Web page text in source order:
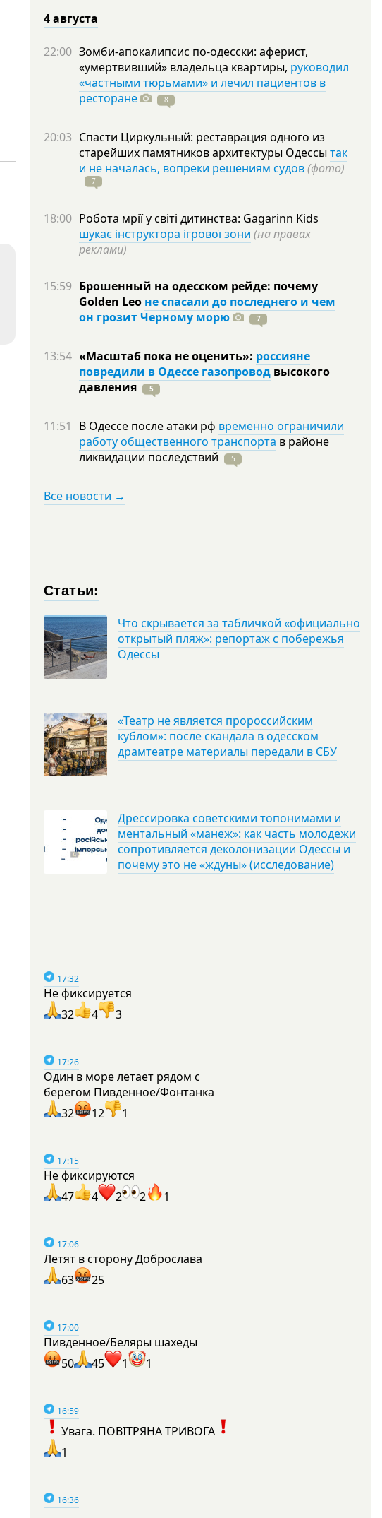
4 августа
22:00 Зомби-апокалипсис по-одесски: аферист,
«умертвивший» владельца квартиры, руководил
«частными тюрьмами» и лечил пациентов в
ресторане
8
20:03 Спасти Циркульный: реставрация одного из
старейших памятников архитектуры Одессы так
и не началась, вопреки решениям судов(фото)
7
18:00 Робота мрії у світі дитинства: Gagarinn Kids
шукає інструктора ігрової зони (на правах
реклами)
15:59 Брошенный на одесском рейде: почему
Golden Leo не спасали до последнего и чем
он грозит Черному морю
7
13:54 «Масштаб пока не оценить»: россияне
повредили в Одессе газопровод высокого
давления
5
11:51 В Одессе после атаки рф временно ограничили
работу общественного транспорта в районе
ликвидации последствий 5
Все новости →
Статьи:
Что скрывается за табличкой «официально
открытый пляж»: репортаж с побережья
Одессы
«Театр не является пророссийским
кублом»: после скандала в одесском
драмтеатре материалы передали в СБУ
Дрессировка советскими топонимами и
ментальный «манеж»: как часть молодежи
сопротивляется деколонизации Одессы и
почему это не «ждуны» (исследование)
17:32
Не фиксируется
32
4 3
17:26
Один в море летает рядом с
берегом Пивденное/Фонтанка
32
12 1
17:15
Не фиксируются
47
4 2 2 1
17:06
Летят в сторону Доброслава
63
25
17:00
Пивденное/Беляры шахеды
50
45 1 1
16:59
Увага. ПОВІТРЯНА ТРИВОГА
1
16:36